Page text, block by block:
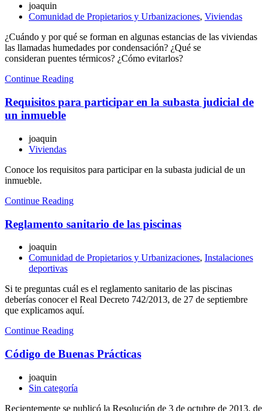
joaquin
Comunidad de Propietarios y Urbanizaciones, Viviendas
¿Cuándo y por qué se forman en algunas estancias de las viviendas
las llamadas humedades por condensación? ¿Qué se
consideran puentes térmicos? ¿Cómo evitarlos?
Continue Reading
Requisitos para participar en la subasta judicial de
un inmueble
joaquin
Viviendas
Conoce los requisitos para participar en la subasta judicial de un
inmueble.
Continue Reading
Reglamento sanitario de las piscinas
joaquin
Comunidad de Propietarios y Urbanizaciones, Instalaciones
deportivas
Si te preguntas cuál es el reglamento sanitario de las piscinas
deberías conocer el Real Decreto 742/2013, de 27 de septiembre
que explicamos aquí.
Continue Reading
Código de Buenas Prácticas
joaquin
Sin categoría
Recientemente se publicó la Resolución de 3 de octubre de 2013, de